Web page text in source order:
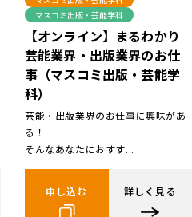
マスコミ出版・芸能学科
【オンライン】まるわかり
芸能業界・出版業界のお仕
事（マスコミ出版・芸能学
科）
芸能・出版業界のお仕事に興味があ
る！
そんなあなたにおすす...
申し込む 詳しく見る